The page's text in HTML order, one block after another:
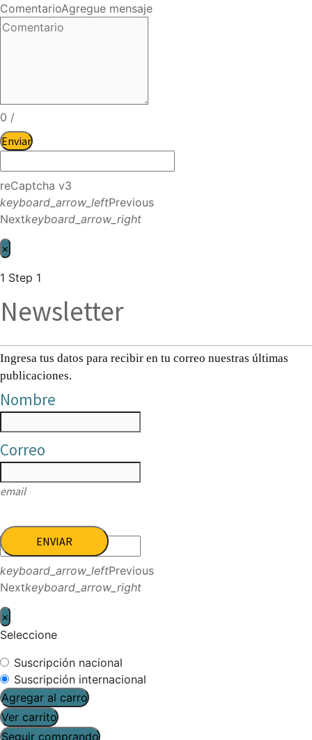
ComentarioAgregue mensaje
0 /
Enviar
reCaptcha v3
keyboard_arrow_leftPrevious
Nextkeyboard_arrow_right
×
1 Step 1
Newsletter
Ingresa tus datos para recibir en tu correo nuestras últimas
publicaciones.
Nombre
Correo
email
ENVIAR
keyboard_arrow_leftPrevious
Nextkeyboard_arrow_right
×
Seleccione
Suscripción nacional
Suscripción internacional
Agregar al carro
Ver carrito
Seguir comprando